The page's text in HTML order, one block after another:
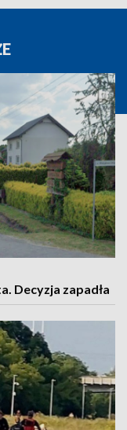
Decyzja zapadła